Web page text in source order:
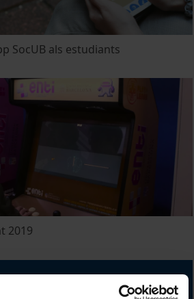
SocUB als estudiants
2019